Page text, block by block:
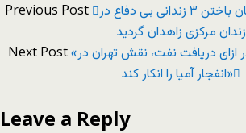
Previous Post عدم درمان منجر به جان باختن ۳ زندانی بی دفاع در
زندان مرکزی زاهدان گردید
Next Post«آرژانتین قصد داشت در ازای دریافت نفت، نقش تهران در
انفجار آمیا را انکار کند»
Leave a Reply